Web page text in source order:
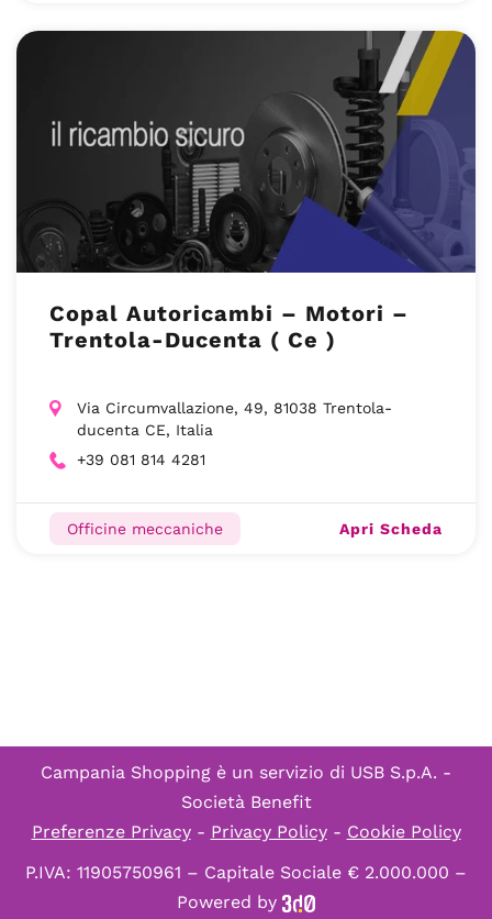
Copal Autoricambi – Motori –
Trentola-Ducenta ( Ce )
Via Circumvallazione, 49, 81038 Trentola-
ducenta CE, Italia
+39 081 814 4281
Officine meccaniche Apri Scheda
Campania Shopping è un servizio di USB S.p.A. -
Società Benefit
Preferenze Privacy- Privacy Policy- Cookie Policy
P.IVA: 11905750961 – Capitale Sociale € 2.000.000 –
Powered by